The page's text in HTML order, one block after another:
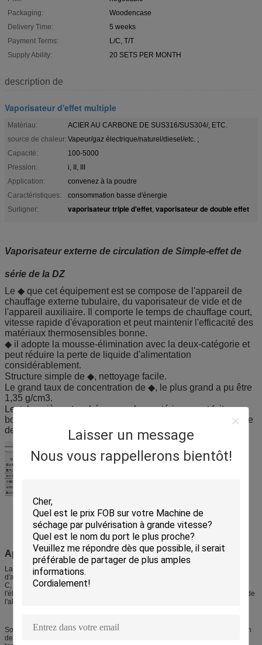
Laisser un message
Nous vous rappellerons bientôt!
Packaging:
Woodencase
Delivery Time:
5 weeks
Payment Terms:
L/C, T/T
Supply Ability:
20 SETS PER MONTH
description de
Vaporisateur d'effet multiple
Matériau:
ACIER AU CARBONE DE SUS316/SUS304/, ETC.
source de chaleur: Vapeur/gaz électrique/naturel/diesel/etc. ;
Capacité:
100-5000
Pression:
i, II, III
Application:
convenez à la poudre
Caractéristiques:
consommation basse d'énergie
Surligner:
vaporisateur triple d'effet, vaporisateur de double effet
Vaporisateur externe de circulation de Simple-effet de
série de la DZ
Le ◆ que cet équipement est se compose de l'appareil de
chauffage externe tubulaire, du vaporisateur de vide et de
l'appareil auxiliaire. Il comporte le temps de chauffage court,
vitesse rapide d'évaporation et peut maintenir l'efficacité des
matériaux thermosensibles bonne.
◆ il adopte la mousse-élimination avec la deux-catégorie et
peut réduire la perte de liquide d'alimentation
considérablement.
Structure simple de ◆, nettoyage facile.
Le grand taux de concentration de ◆, le plus grand a pu être
1,35 g/cm3.
Le ◆ les pièces touchées avec les matériaux sont faits en
bonne qualité d'acier inoxydable, qui répondent à l'exigence
de bruyère de la pharmacie et de la nourriture.
Application:
La machine peut très utilisé dans la concentration du glucose, du sucre
d'amidon, de l'oligose, du maltose, du sorbierite, du lait, du jus, de la vitamine
C, de la maltodextrine et de tout autre soluté. Et aussi très utilisé dans
l'élimination des déchets liquide telle que le champ d'industrie de la poudre, de
l'alcool et de la farine de poisson gastronomes.
Son avantage exceptionnel se situe au point qu'il peut accomplir l'évaporation
de fonctionnement continu et de basse température. Il épargne l'énergie et le